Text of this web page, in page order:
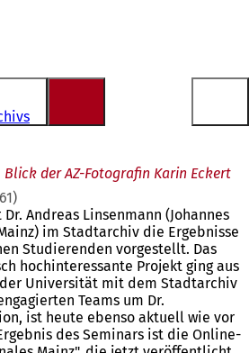
der AZ-Fotografin Karin Eckert
Andreas Linsenmann (Johannes
im Stadtarchiv die Ergebnisse
Studierenden vorgestellt. Das
hochinteressante Projekt ging aus
Universität mit dem Stadtarchiv
Teams um Dr.
ist heute ebenso aktuell wie vor
des Seminars ist die Online-